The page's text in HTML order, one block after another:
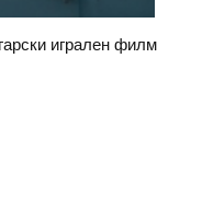
игрален филм